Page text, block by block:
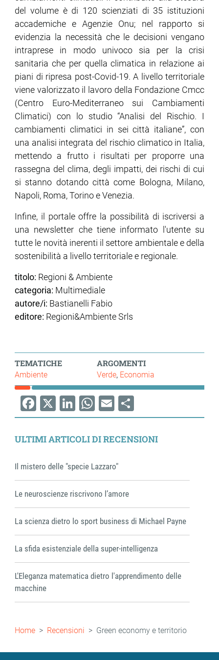
del volume è di 120 scienziati di 35 istituzioni
accademiche e Agenzie Onu; nel rapporto si
evidenzia la necessità che le decisioni vengano
intraprese in modo univoco sia per la crisi
sanitaria che per quella climatica in relazione ai
piani di ripresa post-Covid-19. A livello territoriale
viene valorizzato il lavoro della Fondazione Cmcc
(Centro Euro-Mediterraneo sui Cambiamenti
Climatici) con lo studio “Analisi del Rischio. I
cambiamenti climatici in sei città italiane”, con
una analisi integrata del rischio climatico in Italia,
mettendo a frutto i risultati per proporre una
rassegna del clima, degli impatti, dei rischi di cui
si stanno dotando città come Bologna, Milano,
Napoli, Roma, Torino e Venezia.
Infine, il portale offre la possibilità di iscriversi a
una newsletter che tiene informato l'utente su
tutte le novità inerenti il settore ambientale e della
sostenibilità a livello territoriale e regionale.
titolo: Regioni & Ambiente
categoria: Multimediale
autore/i: Bastianelli Fabio
editore: Regioni&Ambiente Srls
TEMATICHE
Ambiente
ARGOMENTI
Verde Economia
Facebook
X LinkedIn
WhatsApp
EmailShare
ULTIMI ARTICOLI DI RECENSIONI
Il mistero delle "specie Lazzaro"
Le neuroscienze riscrivono l’amore
La scienza dietro lo sport business di Michael Payne
La sfida esistenziale della super-intelligenza
L'Eleganza matematica dietro l'apprendimento delle
macchine
Briciole
Home Recensioni Green economy e territorio